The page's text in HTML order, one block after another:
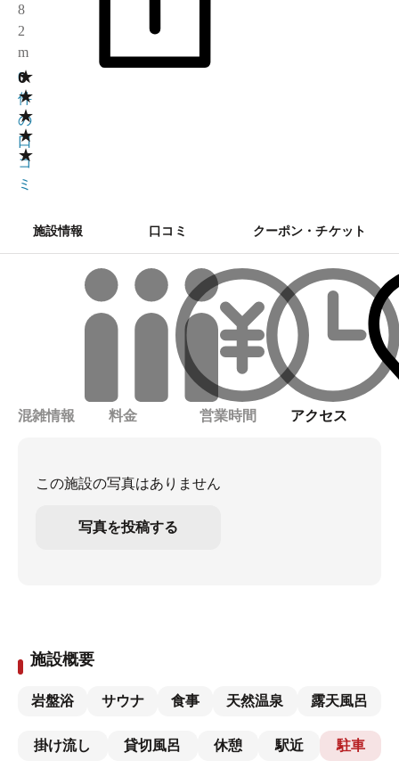
8
2
m
★
★
★
★
★
0
0
件
の
口
コ
ミ
施設情報 口コミ クーポン・チケット
混雑情報 料金 営業時間 アクセス
この施設の写真はありません
写真を投稿する
施設概要
岩盤浴 サウナ 食事 天然温泉 露天風呂
掛け流し 貸切風呂 休憩 駅近 駐車